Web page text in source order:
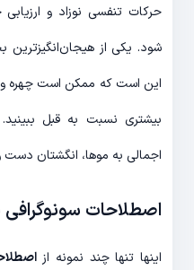
حرکات تنفسی نوزاد و
شود. یکی از هیجان‌انگیزترین
این است که ممکن است چهره و
بیشتری نسبت به قبل
اجمالی به موها، انگشتان دست
اصطلاحات سونوگرافی
اینها تنها چند نمونه از